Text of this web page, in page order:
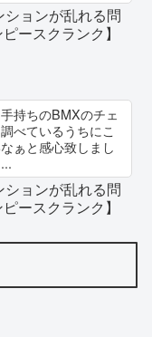
ションが乱れる問
ースクランク】
持ちのBMXのチェ
べているうちにこ
ぁと感心致しまし
ションが乱れる問
ースクランク】